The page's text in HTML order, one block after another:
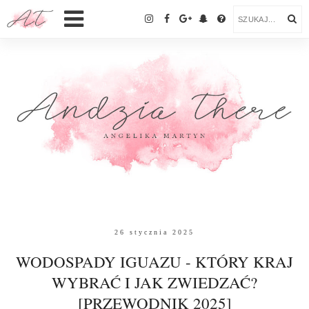
26 stycznia 2025
WODOSPADY IGUAZU - KTÓRY KRAJ
WYBRAĆ I JAK ZWIEDZAĆ?
[PRZEWODNIK 2025]